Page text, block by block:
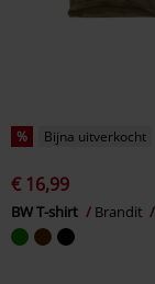
% Bijna uitverkocht
€ 16,99
BW T-shirt Brandit